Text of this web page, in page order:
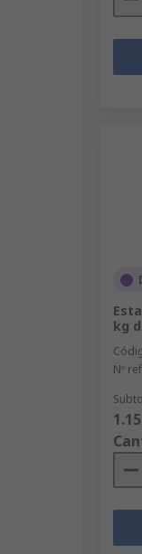
kg
Nº